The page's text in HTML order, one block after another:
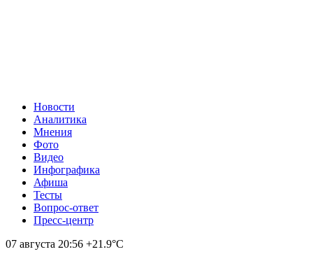
Новости
Аналитика
Мнения
Фото
Видео
Инфографика
Афиша
Тесты
Вопрос-ответ
Пресс-центр
07 августа 20:56 +21.9°С